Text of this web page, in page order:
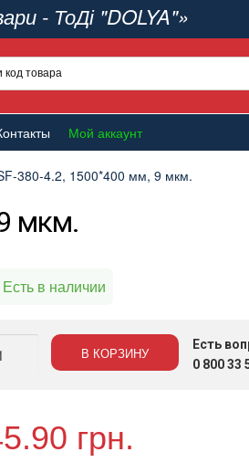
- ТоДі "DOLYA"»
Мой аккаунт
380-4.2, 1500*400 мм, 9 мкм.
мкм.
Есть в наличии
В КОРЗИНУ
Есть
0 800 33
грн.